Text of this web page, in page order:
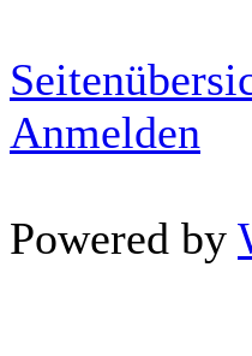
Anmelden
Powered by